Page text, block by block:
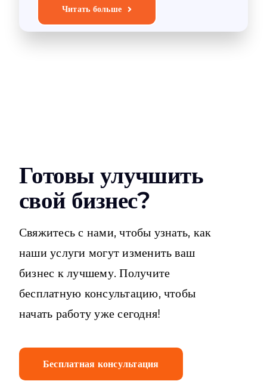
Читать больше
Готовы улучшить
свой бизнес?
Свяжитесь с нами, чтобы узнать, как
наши услуги могут изменить ваш
бизнес к лучшему. Получите
бесплатную консультацию, чтобы
начать работу уже сегодня!
Бесплатная консультация